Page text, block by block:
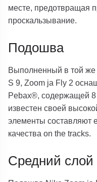
месте, предотвращая
проскальзывание.
Подошва
Выполненный в той же
S 9, Zoom ja Fly 2
Pebax®, содержащей
известен своей
элементы составляют
качества on the tracks.
Средний слой